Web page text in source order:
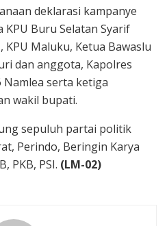
deklarasi kampanye
Buru Selatan Syarif
Maluku, Ketua Bawaslu
dan anggota, Kapolres
Namlea serta ketiga
wakil bupati.
sepuluh partai politik
Perindo, Beringin Karya
PKB, PSI. (LM-02)